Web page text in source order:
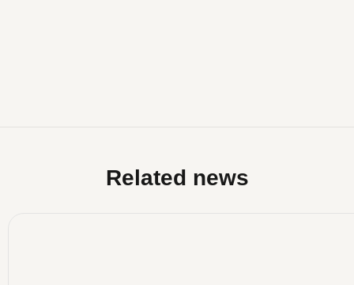
Related news